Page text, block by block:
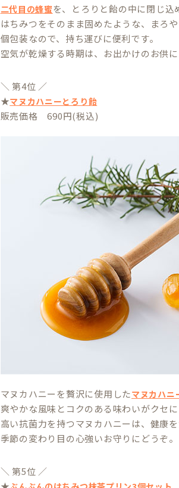
二代目の蜂蜜を、とろりと飴の中に閉じ込
はちみつをそのまま固めたような、まろ
個包装なので、持ち運びに便利です。
空気が乾燥する時期は、お出かけのお供
＼ 第4位 ／
★マヌカハニーとろり飴
販売価格 690円(税込)
マヌカハニーを贅沢に使用したマヌカハニ
爽やかな風味とコクのある味わいがクセに
高い抗菌力を持つマヌカハニーは、健康を
季節の変わり目の心強いお守りにどうぞ。
＼ 第5位 ／